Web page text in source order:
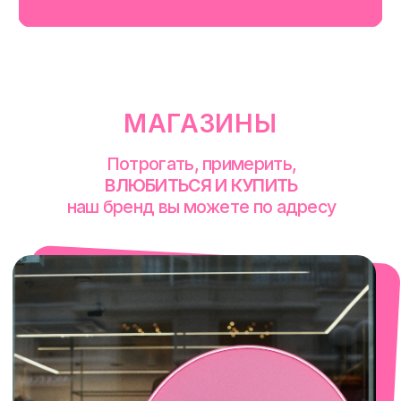
Сочи
Село Эстосадок, ТРЦ Горки Молл,
Горная Карусель, 3
смотреть в Яндекс. Картах